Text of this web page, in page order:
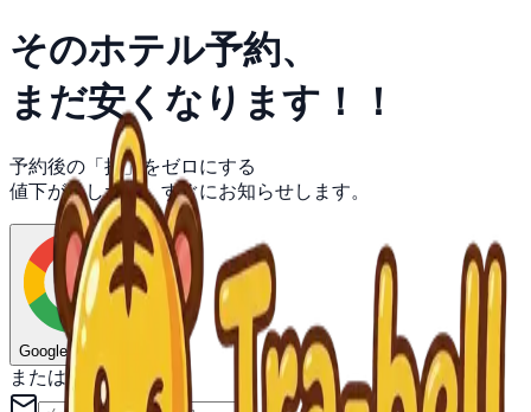
そのホテル予約、
まだ安くなります！！
予約後の「損」をゼロにする
値下がりしたら、すぐにお知らせします。
Googleで始める
または